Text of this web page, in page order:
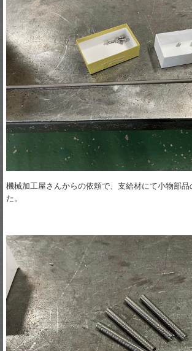
機械加工屋さんからの依頼で、支給材にて小物部品
た。